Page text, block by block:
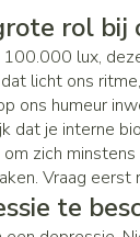
klovenrol bij
lux,
licht ons
ons humeur
dat je interne
zich
Vraag eerst
te